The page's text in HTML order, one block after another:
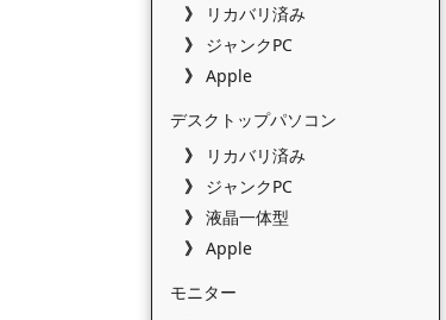
リカバリ済み
ジャンクPC
Apple
デスクトップパソコン
リカバリ済み
ジャンクPC
液晶一体型
Apple
モニター